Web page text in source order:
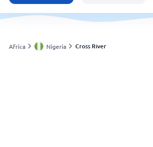
Italia
Svizzera
Africa Nigeria Cross River